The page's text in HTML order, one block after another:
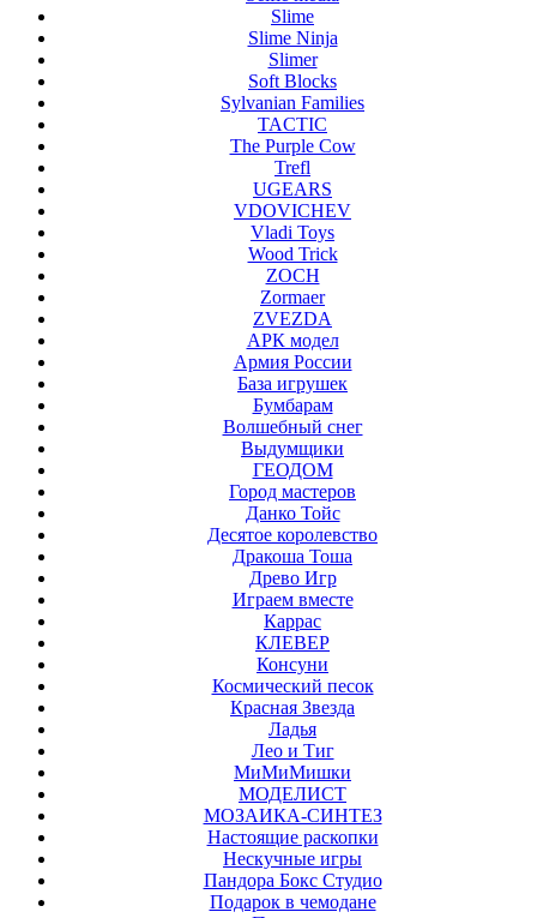
Slime
Slime Ninja
Slimer
Soft Blocks
Sylvanian Families
TACTIC
The Purple Cow
Trefl
UGEARS
VDOVICHEV
Vladi Toys
Wood Trick
ZOCH
Zormaer
ZVEZDA
АРК модел
Армия России
База игрушек
Бумбарам
Волшебный снег
Выдумщики
ГЕОДОМ
Город мастеров
Данко Тойс
Десятое королевство
Дракоша Тоша
Древо Игр
Играем вместе
Каррас
КЛЕВЕР
Консуни
Космический песок
Красная Звезда
Ладья
Лео и Тиг
МиМиМишки
МОДЕЛИСТ
МОЗАИКА-СИНТЕЗ
Настоящие раскопки
Нескучные игры
Пандора Бокс Студио
Подарок в чемодане